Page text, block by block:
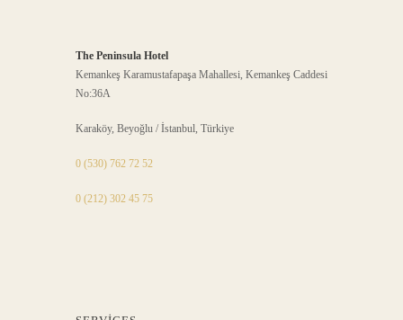
The Peninsula Hotel
Kemankeş Karamustafapaşa Mahallesi, Kemankeş Caddesi
No:36A
Karaköy, Beyoğlu / İstanbul, Türkiye
0 (530) 762 72 52
0 (212) 302 45 75